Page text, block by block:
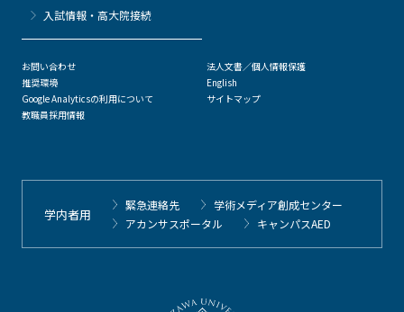
⼊試情報・高大院接続
お問い合わせ
推奨環境
Google Analyticsの利用について
教職員採用情報
法人文書／個人情報保護
English
サイトマップ
学内者用
緊急連絡先
学術メディア創成センター
アカンサスポータル
キャンパスAED